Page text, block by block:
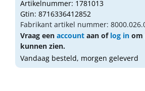
Artikelnummer: 1781013
Gtin: 8716336412852
Fabrikant artikel nummer:
Vraag een account aan of log in om
kunnen zien.
Vandaag besteld, morgen geleverd